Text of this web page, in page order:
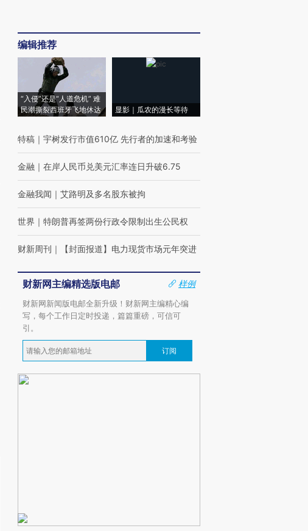
编辑推荐
“入侵”还是“人道危机” 难
民潮撕裂西班牙飞地休达
显影｜瓜农的漫长等待
特稿 ｜ 宇树发行市值610亿 先行者的加速和考验
金融 ｜ 在岸人民币兑美元汇率连日升破6.75
金融我闻 ｜ 艾路明及多名股东被拘
世界 ｜ 特朗普再签两份行政令限制出生公民权
财新周刊 ｜ 【封面报道】电力现货市场元年突进
财新网主编精选版电邮
样例
财新网新闻版电邮全新升级！财新网主编精心编
写，每个工作日定时投递，篇篇重磅，可信可
引。
订阅